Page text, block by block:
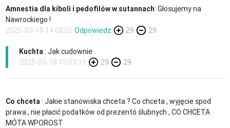
Amnestia dla kiboli i pedofilów w sutannach: Głosujemy na
Nawrockiego !
2025-03-18 14:08:05 Odpowiedz 29 29
Kuchta: Jak cudownie
2025-03-18 15:03:19
29 29
Co chceta: Jakie stanowiska chceta ? Co chceta , wyjęcie spod
prawa , nie płacić podatków od prezentó ślubnych , CO CHCETA
MÓTA WPOROST